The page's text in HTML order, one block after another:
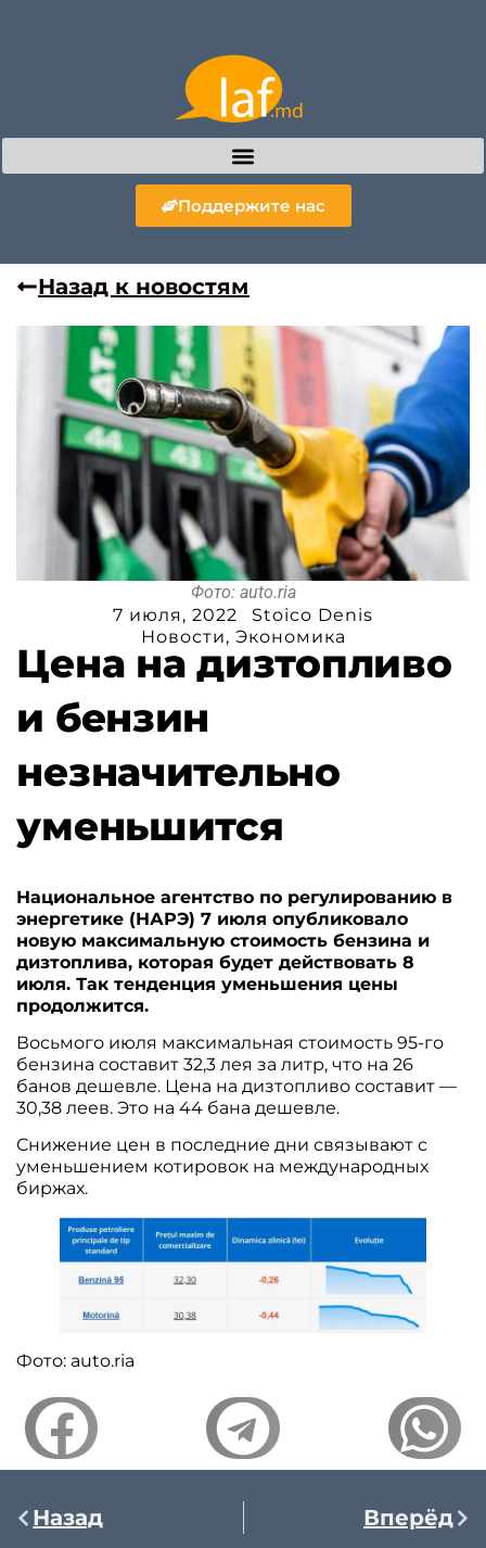
Поддержите нас
Назад к новостям
Фото: auto.ria
7 июля, 2022
Stoico Denis
Новости, Экономика
Цена на дизтопливо
и бензин
незначительно
уменьшится
Национальное агентство по регулированию в
энергетике (НАРЭ) 7 июля опубликовало
новую максимальную стоимость бензина и
дизтоплива, которая будет действовать 8
июля. Так тенденция уменьшения цены
продолжится.
Восьмого июля максимальная стоимость 95-го
бензина составит 32,3 лея за литр, что на 26
банов дешевле. Цена на дизтопливо составит —
30,38 леев. Это на 44 бана дешевле.
Снижение цен в последние дни связывают с
уменьшением котировок на международных
биржах.
Фото: auto.ria
Назад Вперёд